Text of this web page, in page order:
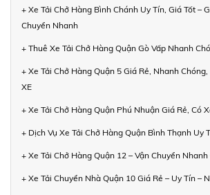
+ Xe Tải Chở Hàng Bình Chánh Uy Tín, Giá Tốt –
Chuyển Nhanh
+ Thuê Xe Tải Chở Hàng Quận Gò Vấp Nhanh
+ Xe Tải Chở Hàng Quận 5 Giá Rẻ, Nhanh
XE
+ Xe Tải Chở Hàng Quận Phú Nhuận Giá Rẻ, Có
+ Dịch Vụ Xe Tải Chở Hàng Quận Bình Thạnh Uy
+ Xe Tải Chở Hàng Quận 12 – Vận Chuyển
+ Xe Tải Chuyển Nhà Quận 10 Giá Rẻ – Uy Tín –